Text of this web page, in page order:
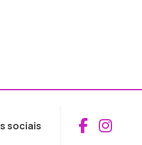
sociais